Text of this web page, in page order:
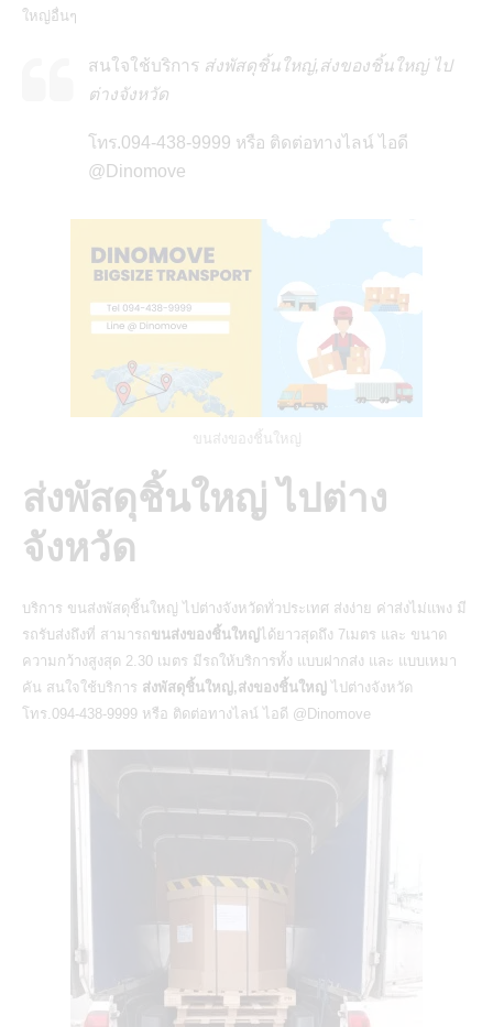
ใหญ่อื่นๆ
สนใจใช้บริการ ส่งพัสดุชิ้นใหญ่,ส่งของชิ้นใหญ่ ไป
ต่างจังหวัด
โทร.094-438-9999 หรือ ติดต่อทางไลน์ ไอดี
@Dinomove
ขนส่งของชิ้นใหญ่
ส่งพัสดุชิ้นใหญ่ ไปต่าง
จังหวัด
บริการ ขนส่งพัสดุชิ้นใหญ่ ไปต่างจังหวัดทั่วประเทศ ส่งง่าย ค่าส่งไม่แพง มี
รถรับส่งถึงที่ สามารถขนส่งของชิ้นใหญ่ได้ยาวสุดถึง 7เมตร และ ขนาด
ความกว้างสูงสุด 2.30 เมตร มีรถให้บริการทั้ง แบบฝากส่ง และ แบบเหมา
คัน สนใจใช้บริการ ส่งพัสดุชิ้นใหญ่,ส่งของชิ้นใหญ่ ไปต่างจังหวัด
โทร.094-438-9999 หรือ ติดต่อทางไลน์ ไอดี @Dinomove